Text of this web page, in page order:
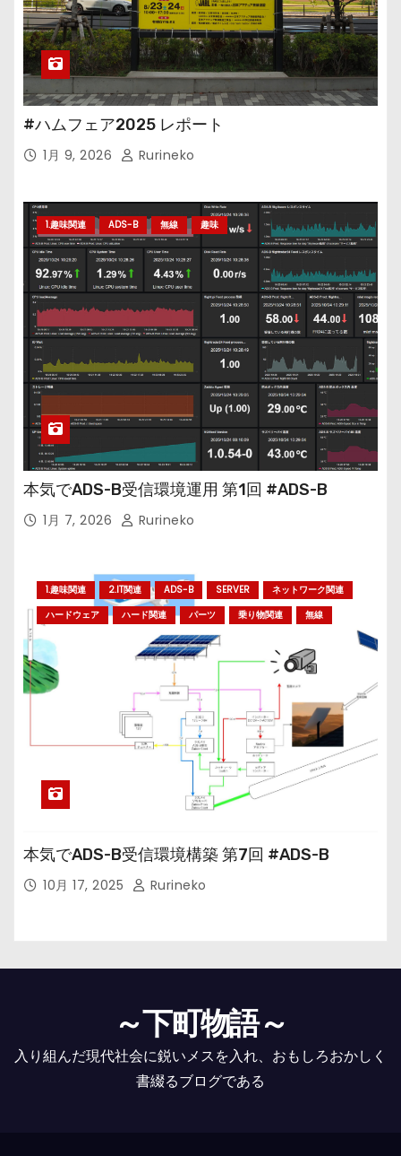
#ハムフェア2025 レポート
1月 9, 2026 Rurineko
1.趣味関連 ADS-B 無線 趣味
本気でADS-B受信環境運用 第1回 #ADS-B
1月 7, 2026 Rurineko
1.趣味関連 2.IT関連 ADS-B SERVER
ネットワーク関連
ハードウェア
ハード関連 パーツ 乗り物関連 無線
本気でADS-B受信環境構築 第7回 #ADS-B
10月 17, 2025 Rurineko
～下町物語～
入り組んだ現代社会に鋭いメスを入れ、おもしろおかしく
書綴るブログである